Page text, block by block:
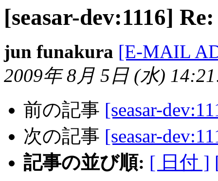
[seasar-dev:1116]
jun funakura [E-MAIL
2009年 8月 5日 (水)
前の記事 [seasar-
次の記事 [seasar-
記事の並び順: [ 日付 ]